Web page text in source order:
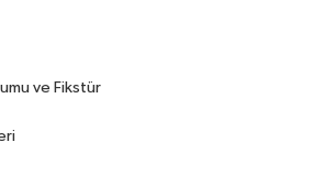
ve Fikstür